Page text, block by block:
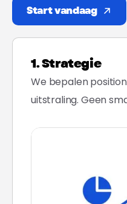
Start vandaag
1. Strategie
We bepalen
uitstraling. Geen